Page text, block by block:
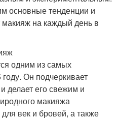
основные тенденции и
на каждый день в
одним из самых
Он подчеркивает
делает его свежим и
макияжа
век и бровей, а также